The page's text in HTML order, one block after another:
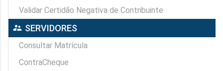
Validar Certidão Negativa de Contribuinte
supervisor_account SERVIDORES
Consultar Matrícula
ContraCheque